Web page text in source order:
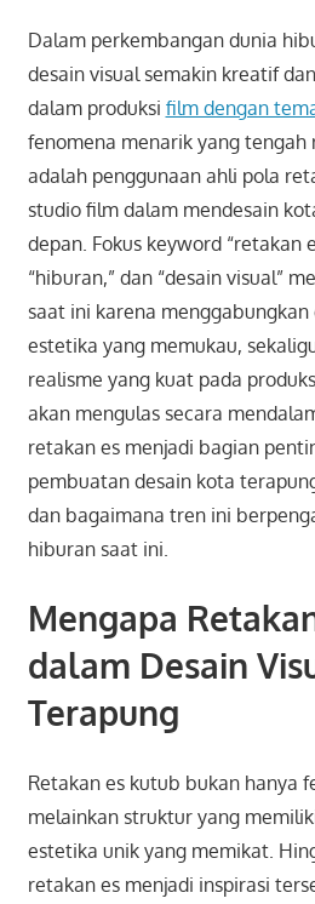
Dalam perkembangan dunia
desain visual semakin kreatif
dalam produksi film dengan
fenomena menarik yang
adalah penggunaan ahli pola
studio film dalam mendesain
depan. Fokus keyword “retakan
“hiburan,” dan “desain visual”
saat ini karena
estetika yang memukau,
realisme yang kuat pada
akan mengulas secara
retakan es menjadi bagian
pembuatan desain kota
dan bagaimana tren ini
hiburan saat ini.
Mengapa
dalam Desain
Terapung
Retakan es kutub bukan hanya
melainkan struktur yang
estetika unik yang memikat.
retakan es menjadi inspirasi